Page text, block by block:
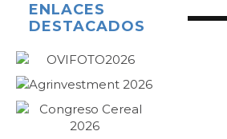
ENLACES
DESTACADOS